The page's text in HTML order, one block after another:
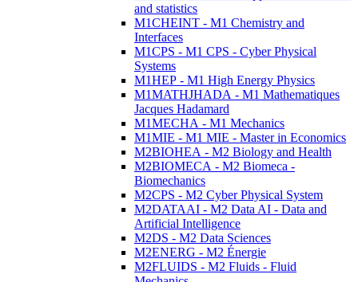
and statistics
M1CHEINT - M1 Chemistry and
Interfaces
M1CPS - M1 CPS - Cyber Physical
Systems
M1HEP - M1 High Energy Physics
M1MATHJHADA - M1 Mathematiques
Jacques Hadamard
M1MECHA - M1 Mechanics
M1MIE - M1 MIE - Master in Economics
M2BIOHEA - M2 Biology and Health
M2BIOMECA - M2 Biomeca -
Biomechanics
M2CPS - M2 Cyber Physical System
M2DATAAI - M2 Data AI - Data and
Artificial Intelligence
M2DS - M2 Data Sciences
M2ENERG - M2 Énergie
M2FLUIDS - M2 Fluids - Fluid